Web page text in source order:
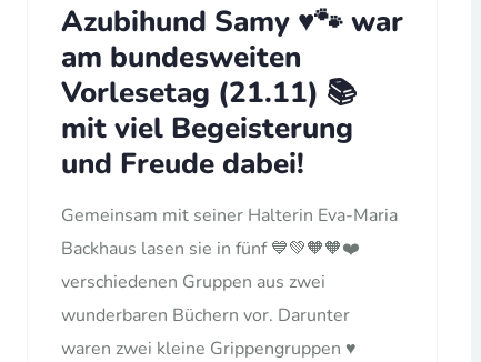
Azubihund Samy ♥️🐾 war
am bundesweiten
Vorlesetag (21.11) 📚
mit viel Begeisterung
und Freude dabei!
Gemeinsam mit seiner Halterin Eva-Maria
Backhaus lasen sie in fünf 💙💚🧡🧡❤️
verschiedenen Gruppen aus zwei
wunderbaren Büchern vor. Darunter
waren zwei kleine Grippengruppen ♥️